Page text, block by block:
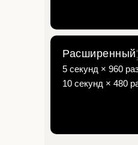
Расширенный
5 секунд × 960
10 секунд × 480